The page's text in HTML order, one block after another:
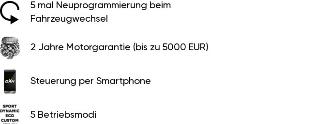
5 mal Neuprogrammierung beim
Fahrzeugwechsel
2 Jahre Motorgarantie (bis zu 5000 EUR)
Steuerung per Smartphone
5 Betriebsmodi